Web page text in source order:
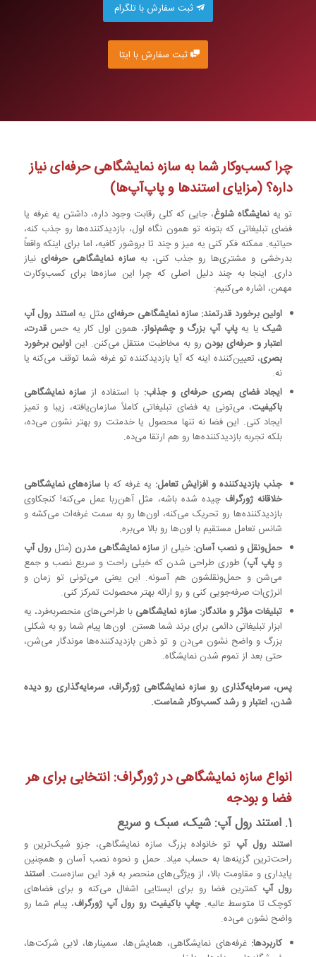
ثبت سفارش با تلگرام
ثبت سفارش با ایتا
چرا کسب‌وکار شما به سازه‌ نمایشگاهی حرفه‌ای نیاز
داره؟ (مزایای استندها و پاپ‌آپ‌ها)
تو یه نمایشگاه شلوغ، جایی که کلی رقابت وجود داره، داشتن یه غرفه یا
فضای تبلیغاتی که بتونه تو همون نگاه اول، بازدیدکننده‌ها رو جذب کنه،
حیاتیه. ممکنه فکر کنی یه میز و چند تا بروشور کافیه، اما برای اینکه واقعاً
بدرخشی و مشتری‌ها رو جذب کنی، بهسازه‌ نمایشگاهی حرفه‌ای نیاز
داری. اینجا به چند دلیل اصلی که چرا این سازه‌ها برای کسب‌وکارت
مهمن، اشاره می‌کنیم:
اولین برخورد قدرتمند: سازه‌ نمایشگاهی حرفه‌ایمثل یهاستند رول آپ
شیکیا یهپاپ آپ بزرگ و چشم‌نواز، همون اول کار یه حسقدرت،
اعتبار و حرفه‌ای بودن رو به مخاطبت منتقل می‌کنن. این اولین برخورد
بصری، تعیین‌کننده اینه که آیا بازدیدکننده تو غرفه شما توقف می‌کنه یا
نه.
ایجاد فضای بصری حرفه‌ای و جذاب: با استفاده از سازه نمایشگاهی
باکیفیت، می‌تونی یه فضای تبلیغاتی کاملاً سازمان‌یافته، زیبا و تمیز
ایجاد کنی. این فضا نه تنها محصول یا خدمتت رو بهتر نشون می‌ده،
بلکه تجربه بازدیدکننده‌ها رو هم ارتقا می‌ده.
جذب بازدیدکننده و افزایش تعامل: یه غرفه که باسازه‌های نمایشگاهی
خلاقانه ژورگراف چیده شده باشه، مثل آهن‌ربا عمل می‌کنه! کنجکاوی
بازدیدکننده‌ها رو تحریک می‌کنه، اون‌ها رو به سمت غرفه‌ات می‌کشه و
شانس تعامل مستقیم با اون‌ها رو بالا می‌بره.
حمل‌ونقل و نصب آسان: خیلی ازسازه‌ نمایشگاهی مدرن (مثلرول آپ
و پاپ آپ) طوری طراحی شدن که خیلی راحت و سریع نصب و جمع
می‌شن و حمل‌ونقلشون هم آسونه. این یعنی می‌تونی تو زمان و
انرژی‌ات صرفه‌جویی کنی و رو ارائه بهتر محصولت تمرکز کنی.
تبلیغات مؤثر و ماندگار: سازه نمایشگاهی با طراحی‌های منحصربه‌فرد، یه
ابزار تبلیغاتی دائمی برای برند شما هستن. اون‌ها پیام شما رو به شکلی
بزرگ و واضح نشون می‌دن و تو ذهن بازدیدکننده‌ها موندگار می‌شن،
حتی بعد از تموم شدن نمایشگاه.
پس، سرمایه‌گذاری رو سازه‌ نمایشگاهی ژورگراف، سرمایه‌گذاری رو دیده
شدن، اعتبار و رشد کسب‌وکار شماست.
انواع سازه‌ نمایشگاهی در ژورگراف: انتخابی برای هر
فضا و بودجه
1. استند رول آپ: شیک، سبک و سریع
استند رول آپ تو خانواده بزرگ سازه‌ نمایشگاهی، جزو شیک‌ترین و
راحت‌ترین گزینه‌ها به حساب میاد. حمل و نحوه نصب آسان و همچنین
پایداری و مقاومت بالا، از ویژگی‌های منحصر به فرد این سازه‌ست.استند
رول آپ کمترین فضا رو برای ایستایی اشغال می‌کنه و برای فضاهای
کوچک تا متوسط عالیه.چاپ باکیفیت رو رول آپ ژورگراف، پیام شما رو
واضح نشون می‌ده.
کاربردها: غرفه‌های نمایشگاهی، همایش‌ها، سمینارها، لابی شرکت‌ها،